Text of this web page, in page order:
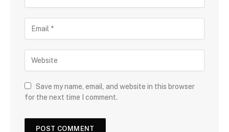
Save my name, email, and website in this browser
for the next time I comment.